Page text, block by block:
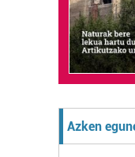
Azken